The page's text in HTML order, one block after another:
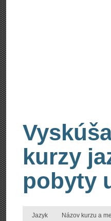
kurzy
pobyty
Jazyk Názov kurzu a